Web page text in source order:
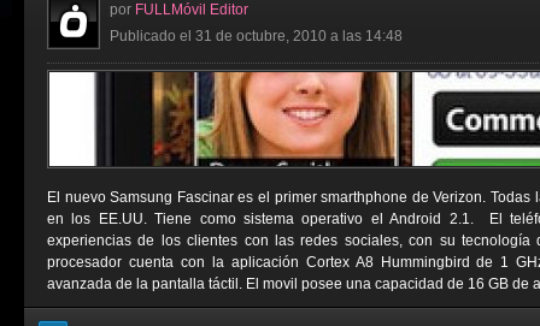
por FULLMóvil Editor
Publicado el 31 de octubre, 2010 a las 14:48
El nuevo Samsung Fascinar es el primer smarthphone de Verizon.
en los EE.UU. Tiene como sistema operativo el Android 2.1. El
experiencias de los clientes con las redes sociales, con su tecnología
procesador cuenta con la aplicación Cortex A8 Hummingbird de 1
avanzada de la pantalla táctil. El movil posee una capacidad de 16 GB de